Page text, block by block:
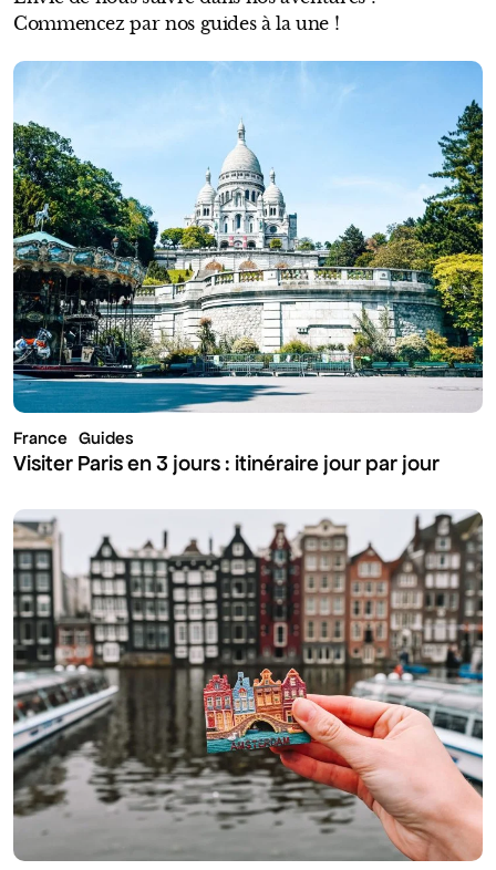
Commencez par nos guides à la une !
France Guides
Visiter Paris en 3 jours : itinéraire jour par jour